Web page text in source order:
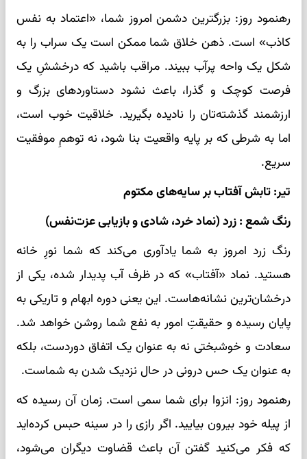
رهنمود روز: بزرگترین دشمن امروز شما، «اعتماد به نفس
کاذب» است. ذهن خلاق شما ممکن است یک سراب را به
شکل یک واحه پرآب ببیند. مراقب باشید که درخششِ یک
فرصت کوچک و گذرا، باعث نشود دستاوردهای بزرگ و
ارزشمند گذشته‌تان را نادیده بگیرید. خلاقیت خوب است،
اما به شرطی که بر پایه واقعیت بنا شود، نه توهمِ موفقیت
سریع.
تیر: تابش آفتاب بر سایه‌های مکتوم
رنگ شمع : زرد (نماد خرد، شادی و بازیابی عزت‌نفس)
رنگ زرد امروز به شما یادآوری می‌کند که شما نورِ خانه
هستید. نماد «آفتاب» که در ظرف آب پدیدار شده، یکی از
درخشان‌ترین نشانه‌هاست. این یعنی دوره ابهام و تاریکی به
پایان رسیده و حقیقتِ امور به نفع شما روشن خواهد شد.
سعادت و خوشبختی نه به عنوان یک اتفاق دوردست، بلکه
به عنوان یک حس درونی در حال نزدیک شدن به شماست.
رهنمود روز: انزوا برای شما سمی است. زمان آن رسیده که
از پیله خود بیرون بیایید. اگر رازی را در سینه حبس کرده‌اید
که فکر می‌کنید گفتن آن باعث قضاوت دیگران می‌شود،